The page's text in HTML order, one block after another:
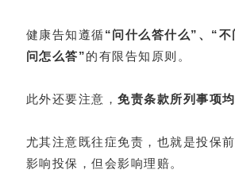
健康告知遵循“问什么答什么”、“
问怎么答”的有限告知原则。
此外还要注意，免责条款所列事项均
尤其注意既往症免责，也就是投保
影响投保，但会影响理赔。